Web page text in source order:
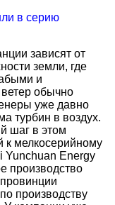
в серию
зависят от
земли, где
и
обычно
уже давно
турбин в воздух.
шаг в этом
к мелкосерийному
Yunchuan Energy
производство
производству